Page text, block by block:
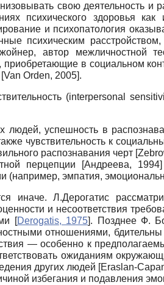
свою деятельность и
психического здоровья как
и психопатология
психическим
автор межличностной
в социальном
[Van Orden, 2005].
(interpersonal
успешность в
чувствительность к
распознавания черт [
перцепции
[Андреева, 1994]
(например, эмпатия,
иначе. Л.Дерогатис
и несоответствия
[Derogatis, 1975]. Позднее Ф.
отношениями,
— особенно к
ожиданиям
других людей [Eraslan-
избегания и подавления